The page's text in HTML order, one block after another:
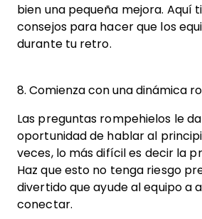
bien una pequeña mejora. Aquí
consejos para hacer que los
durante tu retro.
8. Comienza con una dinámica
Las preguntas rompehielos le
oportunidad de hablar al
veces, lo más difícil es decir la
Haz que esto no tenga riesgo
divertido que ayude al equipo a
conectar.